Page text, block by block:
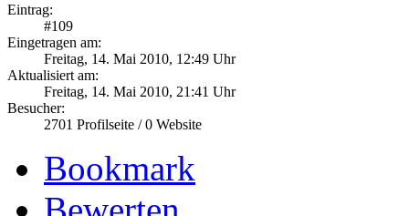
Eintrag:
#109
Eingetragen am:
Freitag, 14. Mai 2010, 12:49 Uhr
Aktualisiert am:
Freitag, 14. Mai 2010, 21:41 Uhr
Besucher:
2701 Profilseite /0 Website
Bookmark